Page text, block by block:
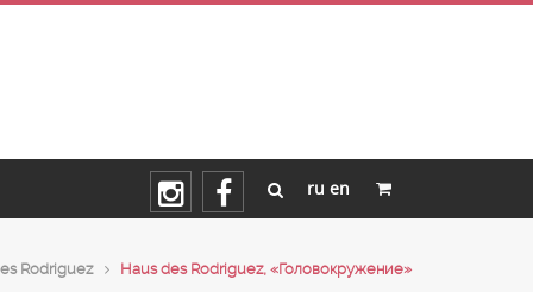
ru en
Rodriguez Haus des Rodriguez, «Головокружение»